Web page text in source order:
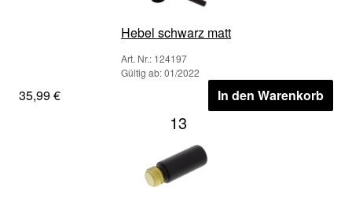
Hebel schwarz matt
Art. Nr.: 124197
Gültig ab: 01/2022
35,99 € In den Warenkorb
13